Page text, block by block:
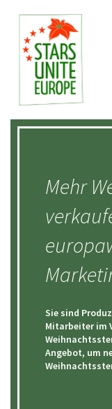
Mehr
Sie sind
Mitarbeiter im
Angebot, um